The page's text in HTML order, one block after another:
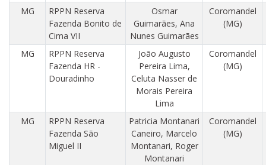
MG
RPPN Reserva
Fazenda Bonito de
Cima VII
Osmar
Guimarães, Ana
Nunes Guimarães
Coromandel
(MG)
MG
RPPN Reserva
Fazenda HR -
Douradinho
João Augusto
Pereira Lima,
Celuta Nasser de
Morais Pereira
Lima
Coromandel
(MG)
MG
RPPN Reserva
Fazenda São
Miguel II
Patricia Montanari
Caneiro, Marcelo
Montanari, Roger
Montanari
Coromandel
(MG)